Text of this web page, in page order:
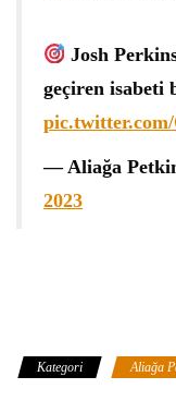
Josh
geçiren isabeti
— Aliağa
2023
Kategori Aliağa